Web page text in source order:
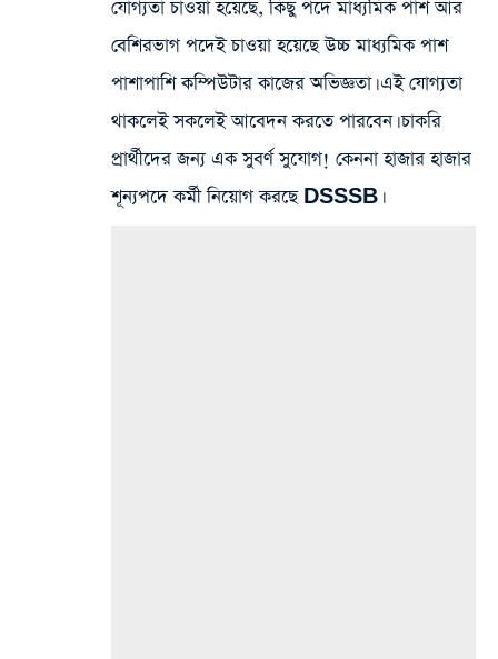
যোগ্যতা চাওয়া হয়েছে, কিছু পদে মাধ্যমিক পাশ আর
বেশিরভাগ পদেই চাওয়া হয়েছে উচ্চ মাধ্যমিক পাশ
পাশাপাশি কম্পিউটার কাজের অভিজ্ঞতা। এই যোগ্যতা
থাকলেই সকলেই আবেদন করতে পারবেন। চাকরি
প্রার্থীদের জন্য এক সুবর্ণ সুযোগ! কেননা হাজার হাজার
শূন্যপদে কর্মী নিয়োগ করছে DSSSB।